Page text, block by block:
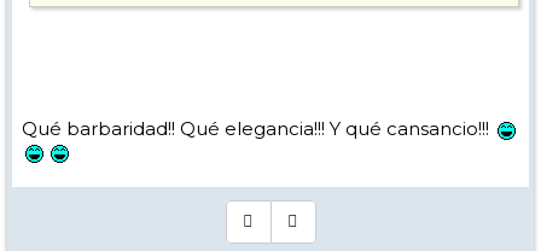
Qué barbaridad!! Qué elegancia!!! Y qué cansancio!!!